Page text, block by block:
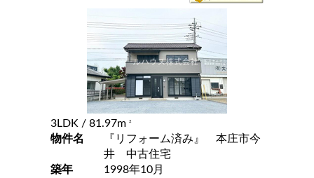
3LDK / 81.97m 2
物件名
『リフォーム済み』 本庄市今
井 中古住宅
築年
1998年10月